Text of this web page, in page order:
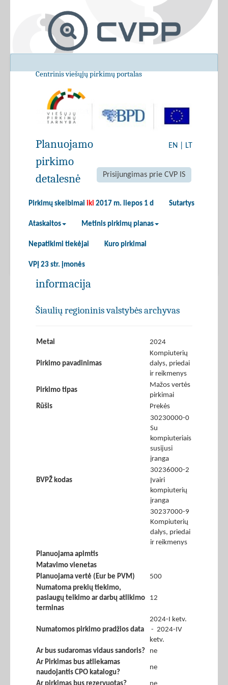
Centrinis viešųjų pirkimų portalas
EN LT
Prisijungimas prie CVP IS
Pirkimų skelbimai iki 2017 m. liepos 1 d Sutartys
Ataskaitos Metinis pirkimų planas
Nepatikimi tiekėjai Kuro pirkimai
VPĮ 23 str. įmonės
Planuojamo
pirkimo
detalesnė
informacija
Šiaulių regioninis valstybės archyvas
Metai 2024
Pirkimo pavadinimas
Kompiuterių
dalys, priedai
ir reikmenys
Pirkimo tipas
Mažos vertės
pirkimai
Rūšis
Prekės
BVPŽ kodas
30230000-0
Su
kompiuteriais
susijusi
įranga
30236000-2
Įvairi
kompiuterių
įranga
30237000-9
Kompiuterių
dalys, priedai
ir reikmenys
Planuojama apimtis
Matavimo vienetas
Planuojama vertė (Eur be PVM)
500
Numatoma prekių tiekimo,
paslaugų teikimo ar darbų atlikimo
terminas
12
Numatomos pirkimo pradžios data
2024-I ketv.
- 2024-IV
ketv.
Ar bus sudaromas vidaus sandoris?
ne
Ar Pirkimas bus atliekamas
naudojantis CPO katalogu?
ne